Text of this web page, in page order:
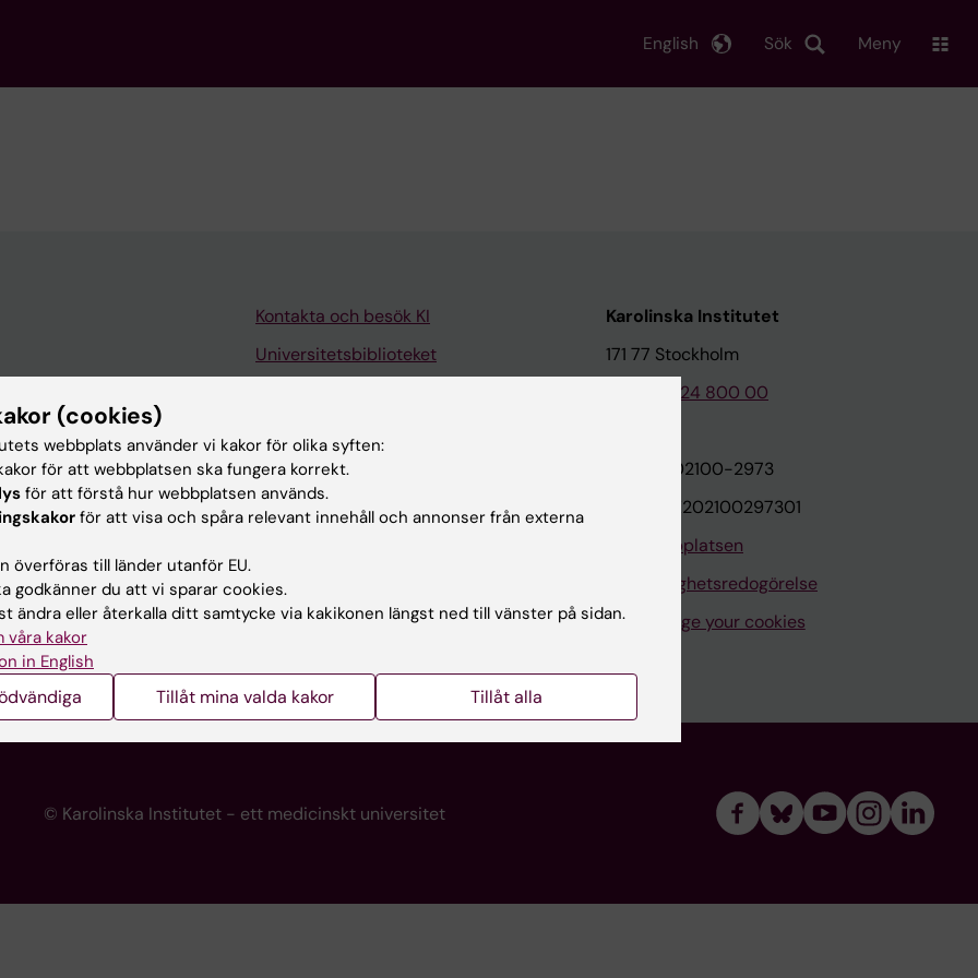
Sök
English Meny
Kontakta och besök KI
Universitetsbiblioteket
Karolinska Institutet Innovation
Kontakta presstjänsten
Karolinska Institutet
171 77 Stockholm
Tel: 08-524 800 00
Org.nr: 202100-2973
VAT.nr: SE202100297301
Om webbplatsen
Tillgänglighetsredogörelse
Manage your cookies
© Karolinska Institutet - ett medicinskt universitet
(cookies)
webbplats använder vi kakor för olika syften:
för att webbplatsen ska fungera korrekt.
för att förstå hur webbplatsen används.
för att visa och spåra relevant innehåll och annonser från externa
överföras till länder utanför EU.
godkänner du att vi sparar cookies.
ändra eller återkalla ditt samtycke via kakikonen längst ned till vänster på sidan.
våra kakor
in English
Tillåt mina valda kakor Tillåt alla